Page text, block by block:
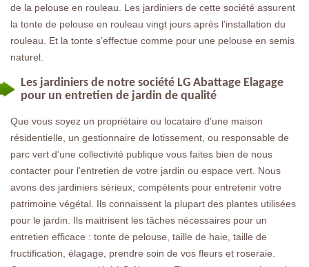
de la pelouse en rouleau. Les jardiniers de cette société assurent
la tonte de pelouse en rouleau vingt jours après l’installation du
rouleau. Et la tonte s’effectue comme pour une pelouse en semis
naturel.
Les jardiniers de notre société LG Abattage Elagage
pour un entretien de jardin de qualité
Que vous soyez un propriétaire ou locataire d’une maison
résidentielle, un gestionnaire de lotissement, ou responsable de
parc vert d’une collectivité publique vous faites bien de nous
contacter pour l’entretien de votre jardin ou espace vert. Nous
avons des jardiniers sérieux, compétents pour entretenir votre
patrimoine végétal. Ils connaissent la plupart des plantes utilisées
pour le jardin. Ils maitrisent les tâches nécessaires pour un
entretien efficace : tonte de pelouse, taille de haie, taille de
fructification, élagage, prendre soin de vos fleurs et roseraie.